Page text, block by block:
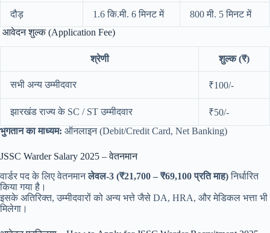
दौड़ 1.6 कि.मी. 6 मिनट में
800 मी. 5 मिनट में
आवेदन शुल्क (Application Fee)
श्रेणी शुल्क (₹)
सभी अन्य उम्मीदवार ₹100/-
झारखंड राज्य के SC / ST उम्मीदवार
₹50/-
भुगतान का माध्यम: ऑनलाइन (Debit/Credit Card, Net Banking)
JSSC Warder Salary 2025 – वेतनमान
वार्डर पद के लिए वेतनमानलेवल-3 (₹21,700 – ₹69,100 प्रति माह)निर्धारित
किया गया है।
इसके अतिरिक्त, उम्मीदवारों को अन्य भत्ते जैसे DA, HRA, और मेडिकल भत्ता भी
मिलेगा।